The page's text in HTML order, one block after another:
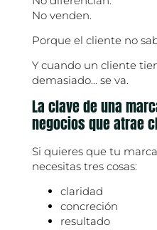
No venden.
Porque el cliente no
Y cuando un cliente
demasiado… se va.
La clave de una
negocios que atrae
Si quieres que tu
necesitas tres cosas:
claridad
concreción
resultado